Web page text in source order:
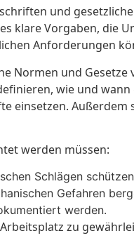
und
klare Vorgaben, die
Anforderungen
Normen und
wie und
einsetzen.
werden müssen:
Schlägen
Gefahren
werden.
zu